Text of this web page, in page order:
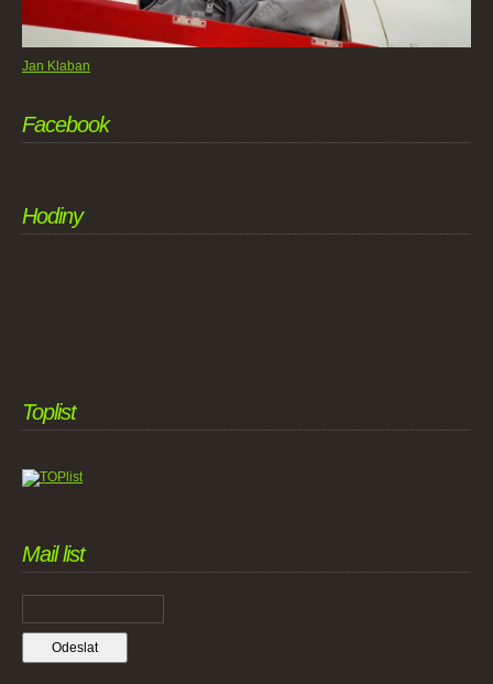
Jan Klaban
Facebook
Hodiny
Toplist
Mail list